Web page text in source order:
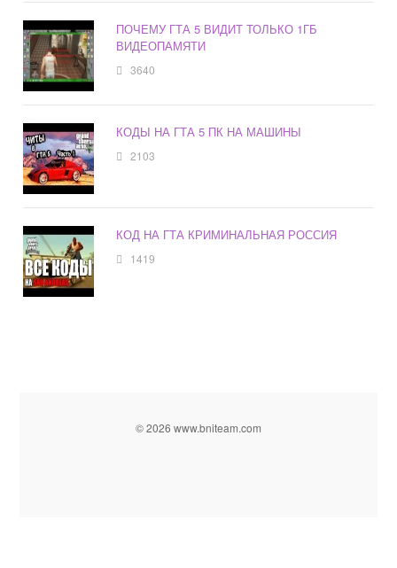
ПОЧЕМУ ГТА 5 ВИДИТ ТОЛЬКО 1ГБ
ВИДЕОПАМЯТИ
3640
КОДЫ НА ГТА 5 ПК НА МАШИНЫ
2103
КОД НА ГТА КРИМИНАЛЬНАЯ РОССИЯ
1419
© 2026 www.bniteam.com